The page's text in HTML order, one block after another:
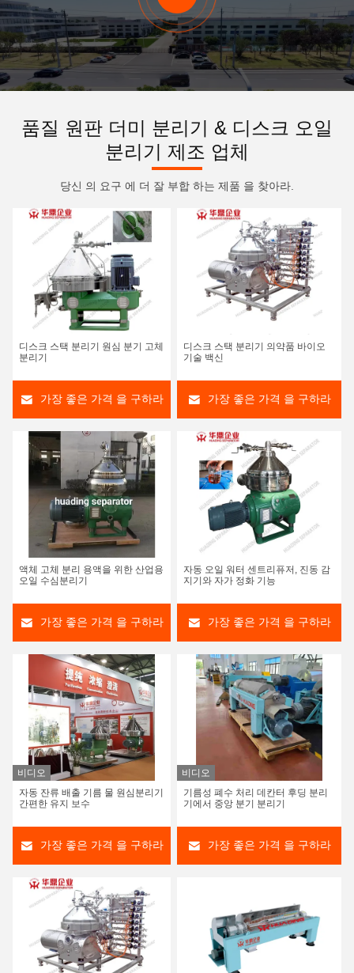
품질 원판 더미 분리기 & 디스크 오일
분리기 제조 업체
당신 의 요구 에 더 잘 부합 하는 제품 을 찾아라.
디스크 스택 분리기 원심 분기 고체
분리기
가장 좋은 가격 을 구하라
디스크 스택 분리기 의약품 바이오
기술 백신
가장 좋은 가격 을 구하라
액체 고체 분리 용액을 위한 산업용
오일 수심분리기
가장 좋은 가격 을 구하라
자동 오일 워터 센트리퓨저, 진동 감
지기와 자가 정화 기능
가장 좋은 가격 을 구하라
비디오
자동 잔류 배출 기름 물 원심분리기
간편한 유지 보수
가장 좋은 가격 을 구하라
비디오
기름성 폐수 처리 데칸터 후딩 분리
기에서 중앙 분기 분리기
가장 좋은 가격 을 구하라